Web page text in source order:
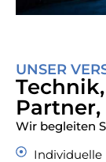
UNSER
Wir begleiten
Individuelle